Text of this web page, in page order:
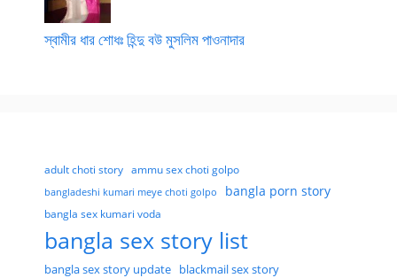
স্বামীর ধার শোধঃ হিন্দু বউ মুসলিম পাওনাদার
adult choti story ammu sex choti golpo
bangladeshi kumari meye choti golpo bangla porn story
bangla sex kumari voda
bangla sex story list
bangla sex story update blackmail sex story